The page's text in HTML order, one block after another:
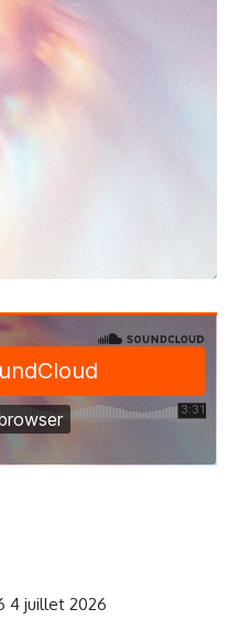
4 juillet 2026